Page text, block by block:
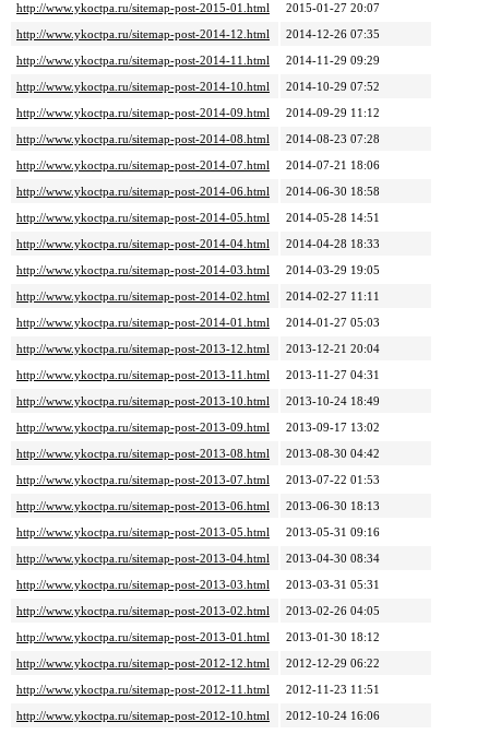
http://www.ykoctpa.ru/sitemap-post-2015-01.html
2015-01-27 20:07
http://www.ykoctpa.ru/sitemap-post-2014-12.html
2014-12-26 07:35
http://www.ykoctpa.ru/sitemap-post-2014-11.html
2014-11-29 09:29
http://www.ykoctpa.ru/sitemap-post-2014-10.html
2014-10-29 07:52
http://www.ykoctpa.ru/sitemap-post-2014-09.html
2014-09-29 11:12
http://www.ykoctpa.ru/sitemap-post-2014-08.html
2014-08-23 07:28
http://www.ykoctpa.ru/sitemap-post-2014-07.html
2014-07-21 18:06
http://www.ykoctpa.ru/sitemap-post-2014-06.html
2014-06-30 18:58
http://www.ykoctpa.ru/sitemap-post-2014-05.html
2014-05-28 14:51
http://www.ykoctpa.ru/sitemap-post-2014-04.html
2014-04-28 18:33
http://www.ykoctpa.ru/sitemap-post-2014-03.html
2014-03-29 19:05
http://www.ykoctpa.ru/sitemap-post-2014-02.html
2014-02-27 11:11
http://www.ykoctpa.ru/sitemap-post-2014-01.html
2014-01-27 05:03
http://www.ykoctpa.ru/sitemap-post-2013-12.html
2013-12-21 20:04
http://www.ykoctpa.ru/sitemap-post-2013-11.html
2013-11-27 04:31
http://www.ykoctpa.ru/sitemap-post-2013-10.html
2013-10-24 18:49
http://www.ykoctpa.ru/sitemap-post-2013-09.html
2013-09-17 13:02
http://www.ykoctpa.ru/sitemap-post-2013-08.html
2013-08-30 04:42
http://www.ykoctpa.ru/sitemap-post-2013-07.html
2013-07-22 01:53
http://www.ykoctpa.ru/sitemap-post-2013-06.html
2013-06-30 18:13
http://www.ykoctpa.ru/sitemap-post-2013-05.html
2013-05-31 09:16
http://www.ykoctpa.ru/sitemap-post-2013-04.html
2013-04-30 08:34
http://www.ykoctpa.ru/sitemap-post-2013-03.html
2013-03-31 05:31
http://www.ykoctpa.ru/sitemap-post-2013-02.html
2013-02-26 04:05
http://www.ykoctpa.ru/sitemap-post-2013-01.html
2013-01-30 18:12
http://www.ykoctpa.ru/sitemap-post-2012-12.html
2012-12-29 06:22
http://www.ykoctpa.ru/sitemap-post-2012-11.html
2012-11-23 11:51
http://www.ykoctpa.ru/sitemap-post-2012-10.html
2012-10-24 16:06